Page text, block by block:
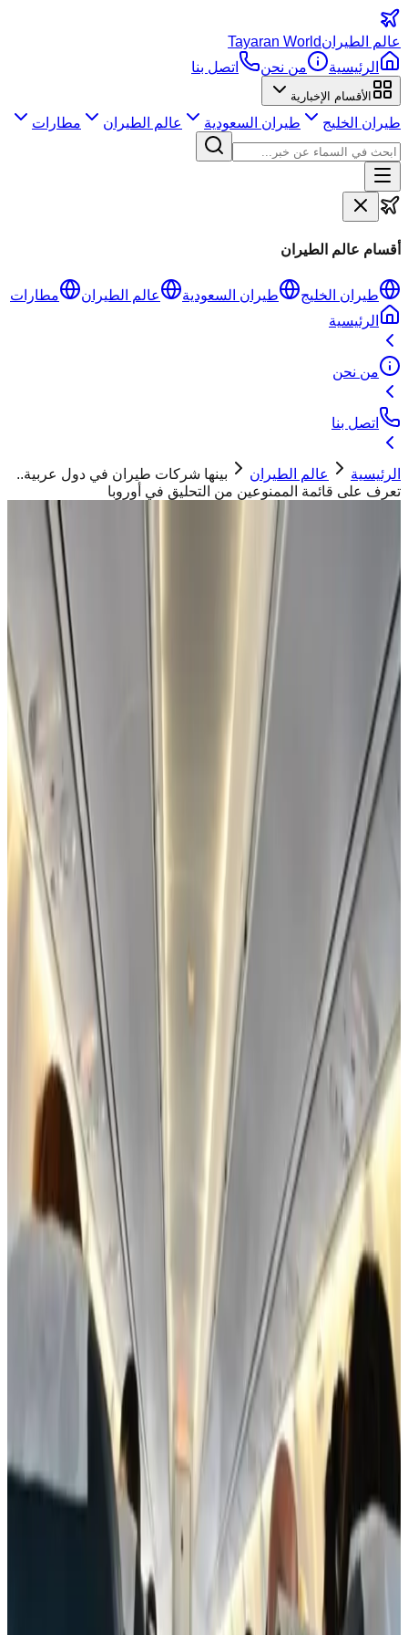
عالم الطيرانTayaran World
الرئيسية
من نحن اتصل بنا
الأقسام الإخبارية
طيران الخليج طيران السعودية عالم الطيران مطارات
أقسام عالم الطيران
طيران الخليج طيران السعودية عالم الطيران
مطارات
الرئيسية
من نحن
اتصل بنا
الرئيسية عالم الطيران
بينها شركات طيران في دول عربية..
تعرف على قائمة الممنوعين من التحليق في أوروبا
بينها شركات طيران في دول عربية.. تعرف
على قائمة الممنوعين من التحليق في أوروبا
ابو تيم
أصدرت المفوضية الأوروبية قائمة جديدة تضم عدد من شركات
الطيران الممنوعة من التحليق في أوروبا، من بينها عدد من شركات
الطيران العربية
تضمت القائمة المحدثة لسلامة الطيران الأوروبية عدد من شركات
الطيران الممنوعة من التحليق في أوروبا، ومن بينها شركات من 4
دول عربية.
شركات الطيران الممنوعين من التحليق في
أوروبا
أعلنت المفوضية الأوروبية، الأسبوع الماضي، حظر شركة طيران
"إير إكسبرس ألجيريا" المتخصصة في قطاع النفط والغاز داخل
الجزائر، من العمل داخل الاتحاد الأوروبي، بعد تقييمات كشفت عن
مخاوف جدية تتعلق بالسلامة الجوية وعدم امتثال الشركة للمعايير
الدولية، في حين رفعت جميع شركات الطيران المعتمدة في
قيرغيزستان من قائمتها السوداء الخاصة بسلامة الطيران.
وبحسب موقع "يورو نيوز"، قالت المفوضية الأوروبية إن الشركة
الجزائرية أُدرجت على قائمة الاتحاد الأوروبي للسلامة الجوية، مما
يعني عدم السماح لها بتسيير رحلات داخل دول التكتل الأوروبي،
واوضح الموقع أن الهيئات التنظيمية الأوروبية تحافظ على رقابة
صارمة للتأكد من أن شركات الطيران التي تعمل في أجواء الاتحاد
الأوروبي تلتزم بمعايير السلامة الدولية، بما في ذلك المعايير الصادرة
عن منظمة الطيران المدني الدولي (ICAO)، مضيفاً أن أي شركة
تخفق في ذلك تُدرَج على قائمة الحظر من التحليق في الأجواء
الأوروبية.
وذكر أنه اعتباراً من 9 يونيو، تضم قائمة المنع من التحليق في القارة
الأوروبية الآن 154 شركة طيران، حيث قد شهد آخر تحديث لـ"اللائحة
طيران من 16 دولة مدرجة على اللائحة بسبب قصور في الرقابة
على السلامة لدى سلطات الطيران المدني في تلك البلدان.
وتُحظر جميع شركات الطيران المعتمدة من السلطات المحلية في
الدول التالية من العمل في أوروبا: ليبيا والسودان وجيبوتي
وأفغانستان وأرمينيا والكونغو وجمهورية الكونغو الديمقراطية وغينيا
الاستوائية وإريتريا وليبيريا ونيبال وساو تومي وبرينسيب وسيراليون
وسورينام وتنزانيا، أما في أنجولا فيُمنع تحليق جميع شركات الطيران
وعلاوة على ذلك، حُظرت أيضاً 22 شركة طيران معتمدة في روسيا،
إضافة إلى "إير زيمبابوي" من زيمبابوي، و"أفيور إيرلاينز" من فنزويلا،
و"إيران آسمان إيرلاينز" من إيران، و"فلاي بغداد" و"الخطوط الجوية
العراقية"، وذلك بعد رصد "قصور خطير في معايير السلامة". أما في
حالة شركة "إيران إير" الإيرانية وشركات الطيران في جمهورية
كوريا الشعبية الديمقراطية، فتُفرض قيود تشغيلية تسمح لها بالتحليق
في أوروبا فقط عند استخدام طائرات محددة بعينها.